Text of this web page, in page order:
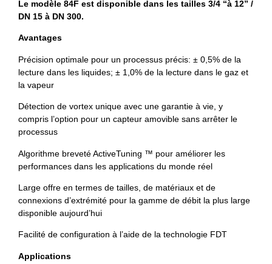
Le modèle 84F est disponible dans les tailles 3/4 “à 12” /
DN 15 à DN 300.
Avantages
Précision optimale pour un processus précis: ± 0,5% de la
lecture dans les liquides; ± 1,0% de la lecture dans le gaz et
la vapeur
Détection de vortex unique avec une garantie à vie, y
compris l’option pour un capteur amovible sans arrêter le
processus
Algorithme breveté ActiveTuning ™ pour améliorer les
performances dans les applications du monde réel
Large offre en termes de tailles, de matériaux et de
connexions d’extrémité pour la gamme de débit la plus large
disponible aujourd’hui
Facilité de configuration à l’aide de la technologie FDT
Applications